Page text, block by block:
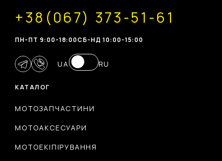
КАТАЛОГ
МОТОЗАПЧАСТИНИ
МОТОАКСЕСУАРИ
МОТОЕКІПІРУВАННЯ
+38(067) 373-51-61
ПН-ПТ 9:00-18:00CБ-НД 10:00-15:00
UA RU